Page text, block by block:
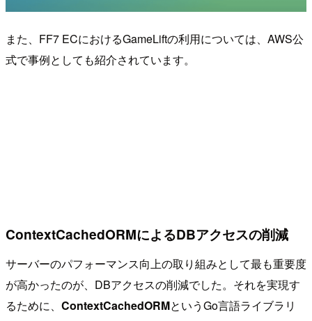
また、FF7 ECにおけるGameLiftの利用については、AWS公
式で事例としても紹介されています。
ContextCachedORMによるDBアクセスの削減
サーバーのパフォーマンス向上の取り組みとして最も重要度
が高かったのが、DBアクセスの削減でした。それを実現す
るために、 ContextCachedORMというGo言語ライブラリ